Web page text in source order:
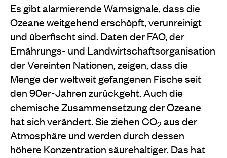
Es gibt alarmierende Warnsignale, dass die
Ozeane weitgehend erschöpft, verunreinigt
und überfischt sind. Daten der FAO, der
Ernährungs- und Landwirtschaftsorganisation
der Vereinten Nationen, zeigen, dass die
Menge der weltweit gefangenen Fische seit
den 90er-Jahren zurückgeht. Auch die
chemische Zusammensetzung der Ozeane
hat sich verändert. Sie ziehen CO2 aus der
Atmosphäre und werden durch dessen
höhere Konzentration säurehaltiger. Das hat